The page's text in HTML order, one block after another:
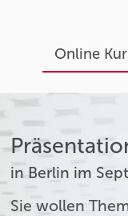
Online
in Berlin im
Sie wollen